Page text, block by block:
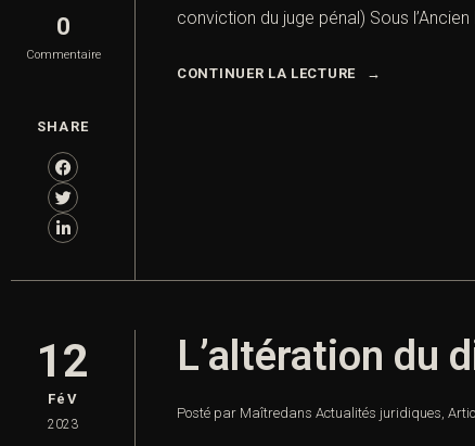
0
Commentaire
SHARE
conviction du juge pénal) Sous l’Ancien
CONTINUER LA LECTURE
12
FéV
2023
L’altération du
Posté par Maîtredans Actualités juridiques,